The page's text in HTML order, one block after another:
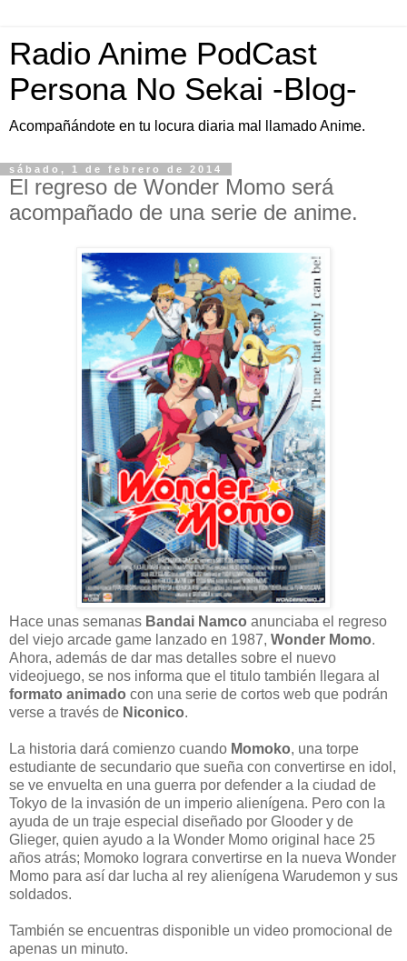
Radio Anime PodCast
Persona No Sekai -Blog-
Acompañándote en tu locura diaria mal llamado Anime.
sábado, 1 de febrero de 2014
El regreso de Wonder Momo será
acompañado de una serie de anime.
Hace unas semanas Bandai Namco anunciaba el regreso
del viejo arcade game lanzado en 1987, Wonder Momo.
Ahora, además de dar mas detalles sobre el nuevo
videojuego, se nos informa que el titulo también llegara al
formato animado con una serie de cortos web que podrán
verse a través de Niconico.
La historia dará comienzo cuando Momoko, una torpe
estudiante de secundario que sueña con convertirse en idol,
se ve envuelta en una guerra por defender a la ciudad de
Tokyo de la invasión de un imperio alienígena. Pero con la
ayuda de un traje especial diseñado por Glooder y de
Glieger, quien ayudo a la Wonder Momo original hace 25
años atrás; Momoko lograra convertirse en la nueva Wonder
Momo para así dar lucha al rey alienígena Warudemon y sus
soldados.
También se encuentras disponible un video promocional de
apenas un minuto.